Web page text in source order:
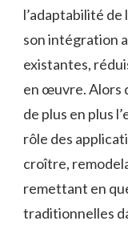
l’adaptabilité
son intégration
existantes,
en œuvre. Alors
de plus en plus
rôle des
croître,
remettant en
traditionnelles